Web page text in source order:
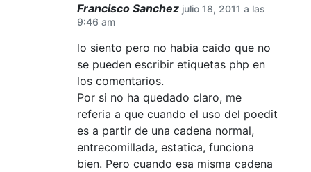
Francisco Sanchez julio 18, 2011 a las
9:46 am
lo siento pero no habia caido que no
se pueden escribir etiquetas php en
los comentarios.
Por si no ha quedado claro, me
referia a que cuando el uso del poedit
es a partir de una cadena normal,
entrecomillada, estatica, funciona
bien. Pero cuando esa misma cadena